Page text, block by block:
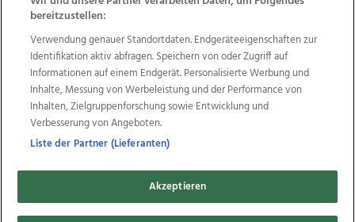
Weitere Angebote des Medienhauses Wimmer
TV1 di-mog-i.at OÖNow
Ischler Woche
Life Radio
OÖNachrichten
OÖN Immobilien
OÖN Karriere
OÖN Reise
Promenaden Galerien
Regionaljobs
wasistlos.at wirtrauern.at
Copyrights © 2026 Tips Zeitungs GmbH & Co KG
bereitzustellen:
Verwendung genauer Standortdaten. Endgeräteeigenschaften zur
Identifikation aktiv abfragen. Speichern von oder Zugriff auf
Informationen auf einem Endgerät. Personalisierte Werbung und
Inhalte, Messung von Werbeleistung und der Performance von
Inhalten, Zielgruppenforschung sowie Entwicklung und
Verbesserung von Angeboten.
Liste der Partner (Lieferanten)
Akzeptieren